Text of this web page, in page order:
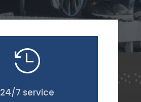

24/7 service